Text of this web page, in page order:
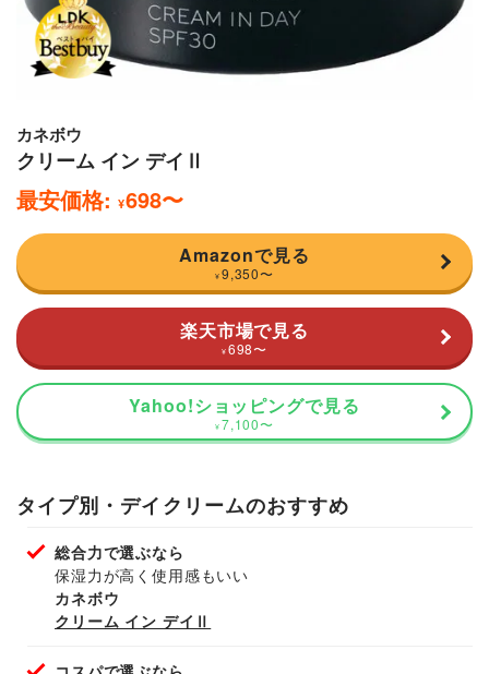
カネボウ
クリーム イン デイⅡ
最安価格: ¥698〜
Amazonで見る
¥ 9,350〜
楽天市場で見る
¥ 698〜
Yahoo!ショッピングで見る
¥ 7,100〜
タイプ別・デイクリームのおすすめ
総合力で選ぶなら
保湿力が高く使用感もいい
カネボウ
クリーム イン デイⅡ